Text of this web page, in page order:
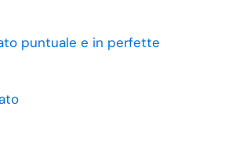
puntuale e in perfette